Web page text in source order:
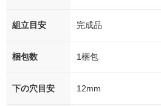
組立目安 完成品
梱包数 1梱包
下の穴目安 12mm